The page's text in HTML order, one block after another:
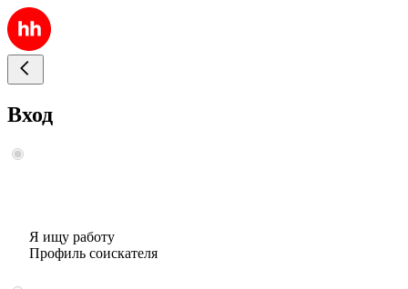
Вход
Я ищу работу
Профиль соискателя